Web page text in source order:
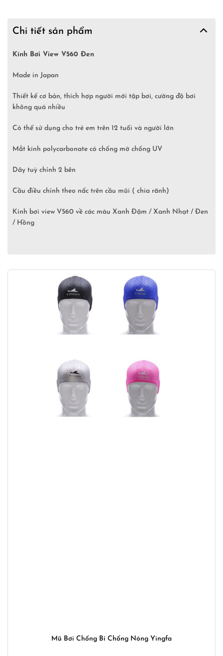
Chi tiết sản phẩm
Kính Bơi View V560 Đen
Made in Japan
Thiết kế cơ bản, thích hợp người mới tập bơi, cường độ bơi
không quá nhiều
Có thể sử dụng cho trẻ em trên 12 tuổi và người lớn
Mắt kính polycarbonate có chống mờ chống UV
Dây tuỳ chỉnh 2 bên
Cầu điều chỉnh theo nấc trên cầu mũi ( chia rãnh)
Kính bơi view V560 về các màu Xanh Đậm / Xanh Nhạt / Đen
/ Hồng
Mũ Bơi Chống Bí Chống Nóng Yingfa